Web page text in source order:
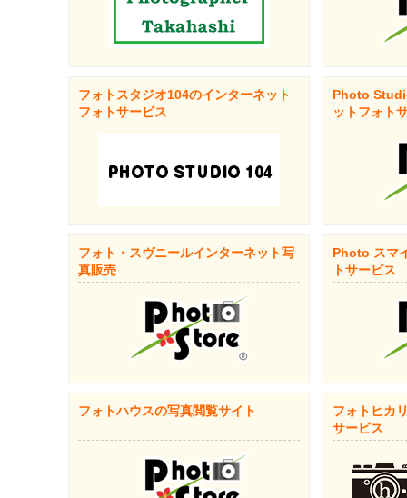
フォトスタジオ104のインターネット
フォトサービス
Photo
ットフォト
フォト・スヴニールインターネット写
真販売
Photo スマ
トサービス
フォトハウスの写真閲覧サイト
フォトヒカ
サービス